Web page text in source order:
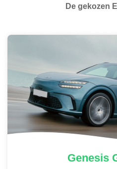
De gekozen
Genesis